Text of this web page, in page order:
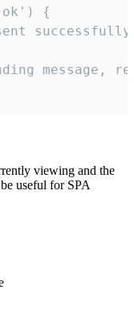
{
message,
viewing and the
useful for SPA